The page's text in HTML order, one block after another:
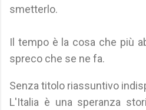
smetterlo.
Il tempo è la cosa che più
spreco che se ne fa.
Senza titolo riassuntivo
L'Italia è una speranza